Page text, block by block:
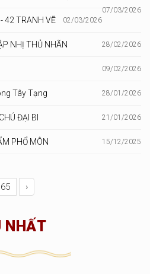
07/03/2026
42 TRANH VẼ 02/03/2026
NHỊ THỦ NHÃN 28/02/2026
09/02/2026
Tây Tạng 28/01/2026
ĐẠI BI 21/01/2026
PHỔ MÔN 15/12/2025
65 ›
NHẤT